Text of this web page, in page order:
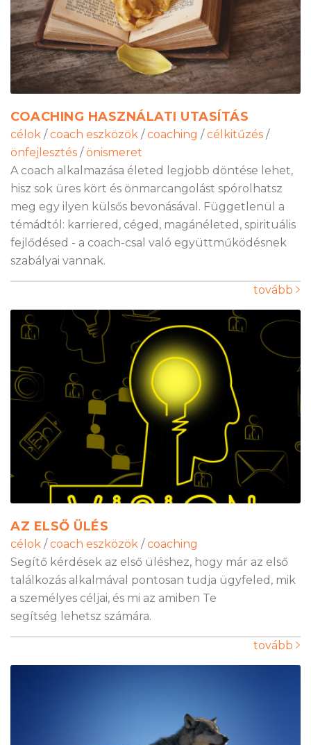
COACHING HASZNÁLATI UTASÍTÁS
célok / coach eszközök / coaching / célkitűzés /
önfejlesztés / önismeret
A coach alkalmazása életed legjobb döntése lehet,
hisz sok üres kört és önmarcangolást spórolhatsz
meg egy ilyen külsős bevonásával. Függetlenül a
témádtól: karriered, céged, magánéleted, spirituális
fejlődésed - a coach-csal való együttműködésnek
szabályai vannak.
tovább
AZ ELSŐ ÜLÉS
célok / coach eszközök / coaching
Segítő kérdések az első üléshez, hogy már az első
találkozás alkalmával pontosan tudja ügyfeled, mik
a személyes céljai, és mi az amiben Te
segítség lehetsz számára.
tovább